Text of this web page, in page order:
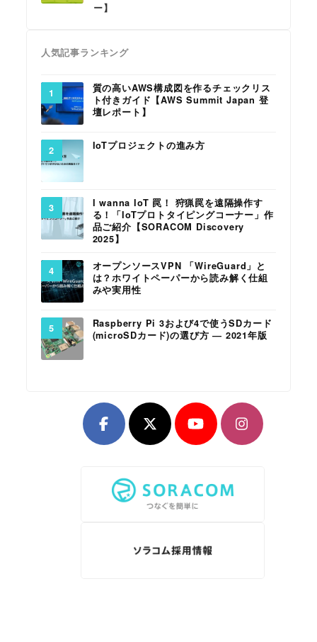
ー】
人気記事ランキング
質の高いAWS構成図を作るチェックリス
ト付きガイド【AWS Summit Japan 登
壇レポート】
IoTプロジェクトの進み方
I wanna IoT 罠！ 狩猟罠を遠隔操作す
る！「IoTプロトタイピングコーナー」作
品ご紹介【SORACOM Discovery
2025】
オープンソースVPN 「WireGuard」と
は？ホワイトペーパーから読み解く仕組
みや実用性
Raspberry Pi 3および4で使うSDカード
(microSDカード)の選び方 ― 2021年版